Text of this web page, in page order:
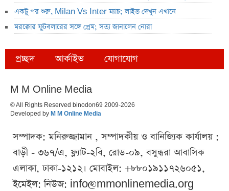
একটু পর শুরু, Milan Vs Inter ম্যাচ; লাইভ দেখুন এখানে
মরক্কোর ফুটবলারের সঙ্গে প্রেম; সত্য জানালেন নোরা
প্রচ্ছদ আর্কাইভ যোগাযোগ
M M Online Media
© All Rights Reserved binodon69 2009-2026
Developed by M M Online Media
সম্পাদক: মনিরুজ্জামান , সম্পাদকীয় ও বানিজ্যিক কার্যালয় :
বাড়ী - ৩৬৭/এ, ফ্ল্যাট-২বি, রোড-০৯, বসুন্ধরা আবাসিক
এলাকা, ঢাকা-১২১২। মোবাইল: +৮৮০১৯১১৭২৬০৫১,
ইমেইল: নিউজ: info@mmonlinemedia.org